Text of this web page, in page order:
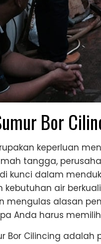
Bor
keperluan
tangga,
kunci dalam
kebutuhan air
mengulas alasan
Anda harus
Bor Cilincing